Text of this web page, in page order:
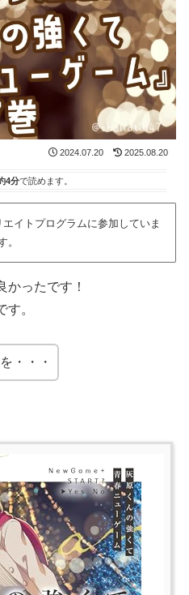
2024.07.20 2025.08.20
4分で読めます。
イトプログラムに参加していま
。
かったです！
。
・・・